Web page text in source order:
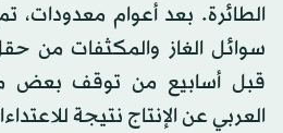
الطائرة. بعد أعوام
سوائل الغاز والمكثفات من
قبل أسابيع من توقف بعض
العربي عن الإنتاج نتيجة